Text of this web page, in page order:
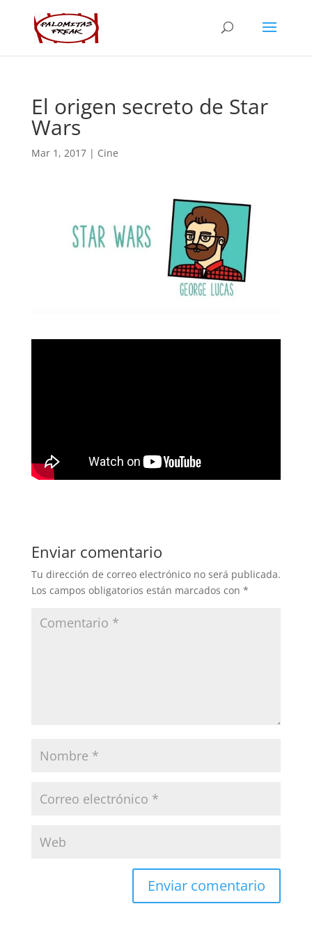
El origen secreto de Star
Wars
Mar 1, 2017| Cine
Enviar comentario
Tu dirección de correo electrónico no será publicada.
Los campos obligatorios están marcados con *